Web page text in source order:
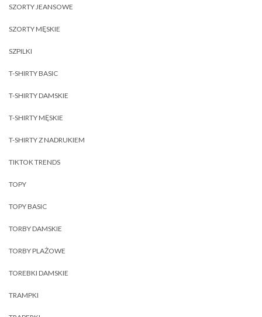
SZORTY JEANSOWE
SZORTY MĘSKIE
SZPILKI
T-SHIRTY BASIC
T-SHIRTY DAMSKIE
T-SHIRTY MĘSKIE
T-SHIRTY Z NADRUKIEM
TIKTOK TRENDS
TOPY
TOPY BASIC
TORBY DAMSKIE
TORBY PLAŻOWE
TOREBKI DAMSKIE
TRAMPKI